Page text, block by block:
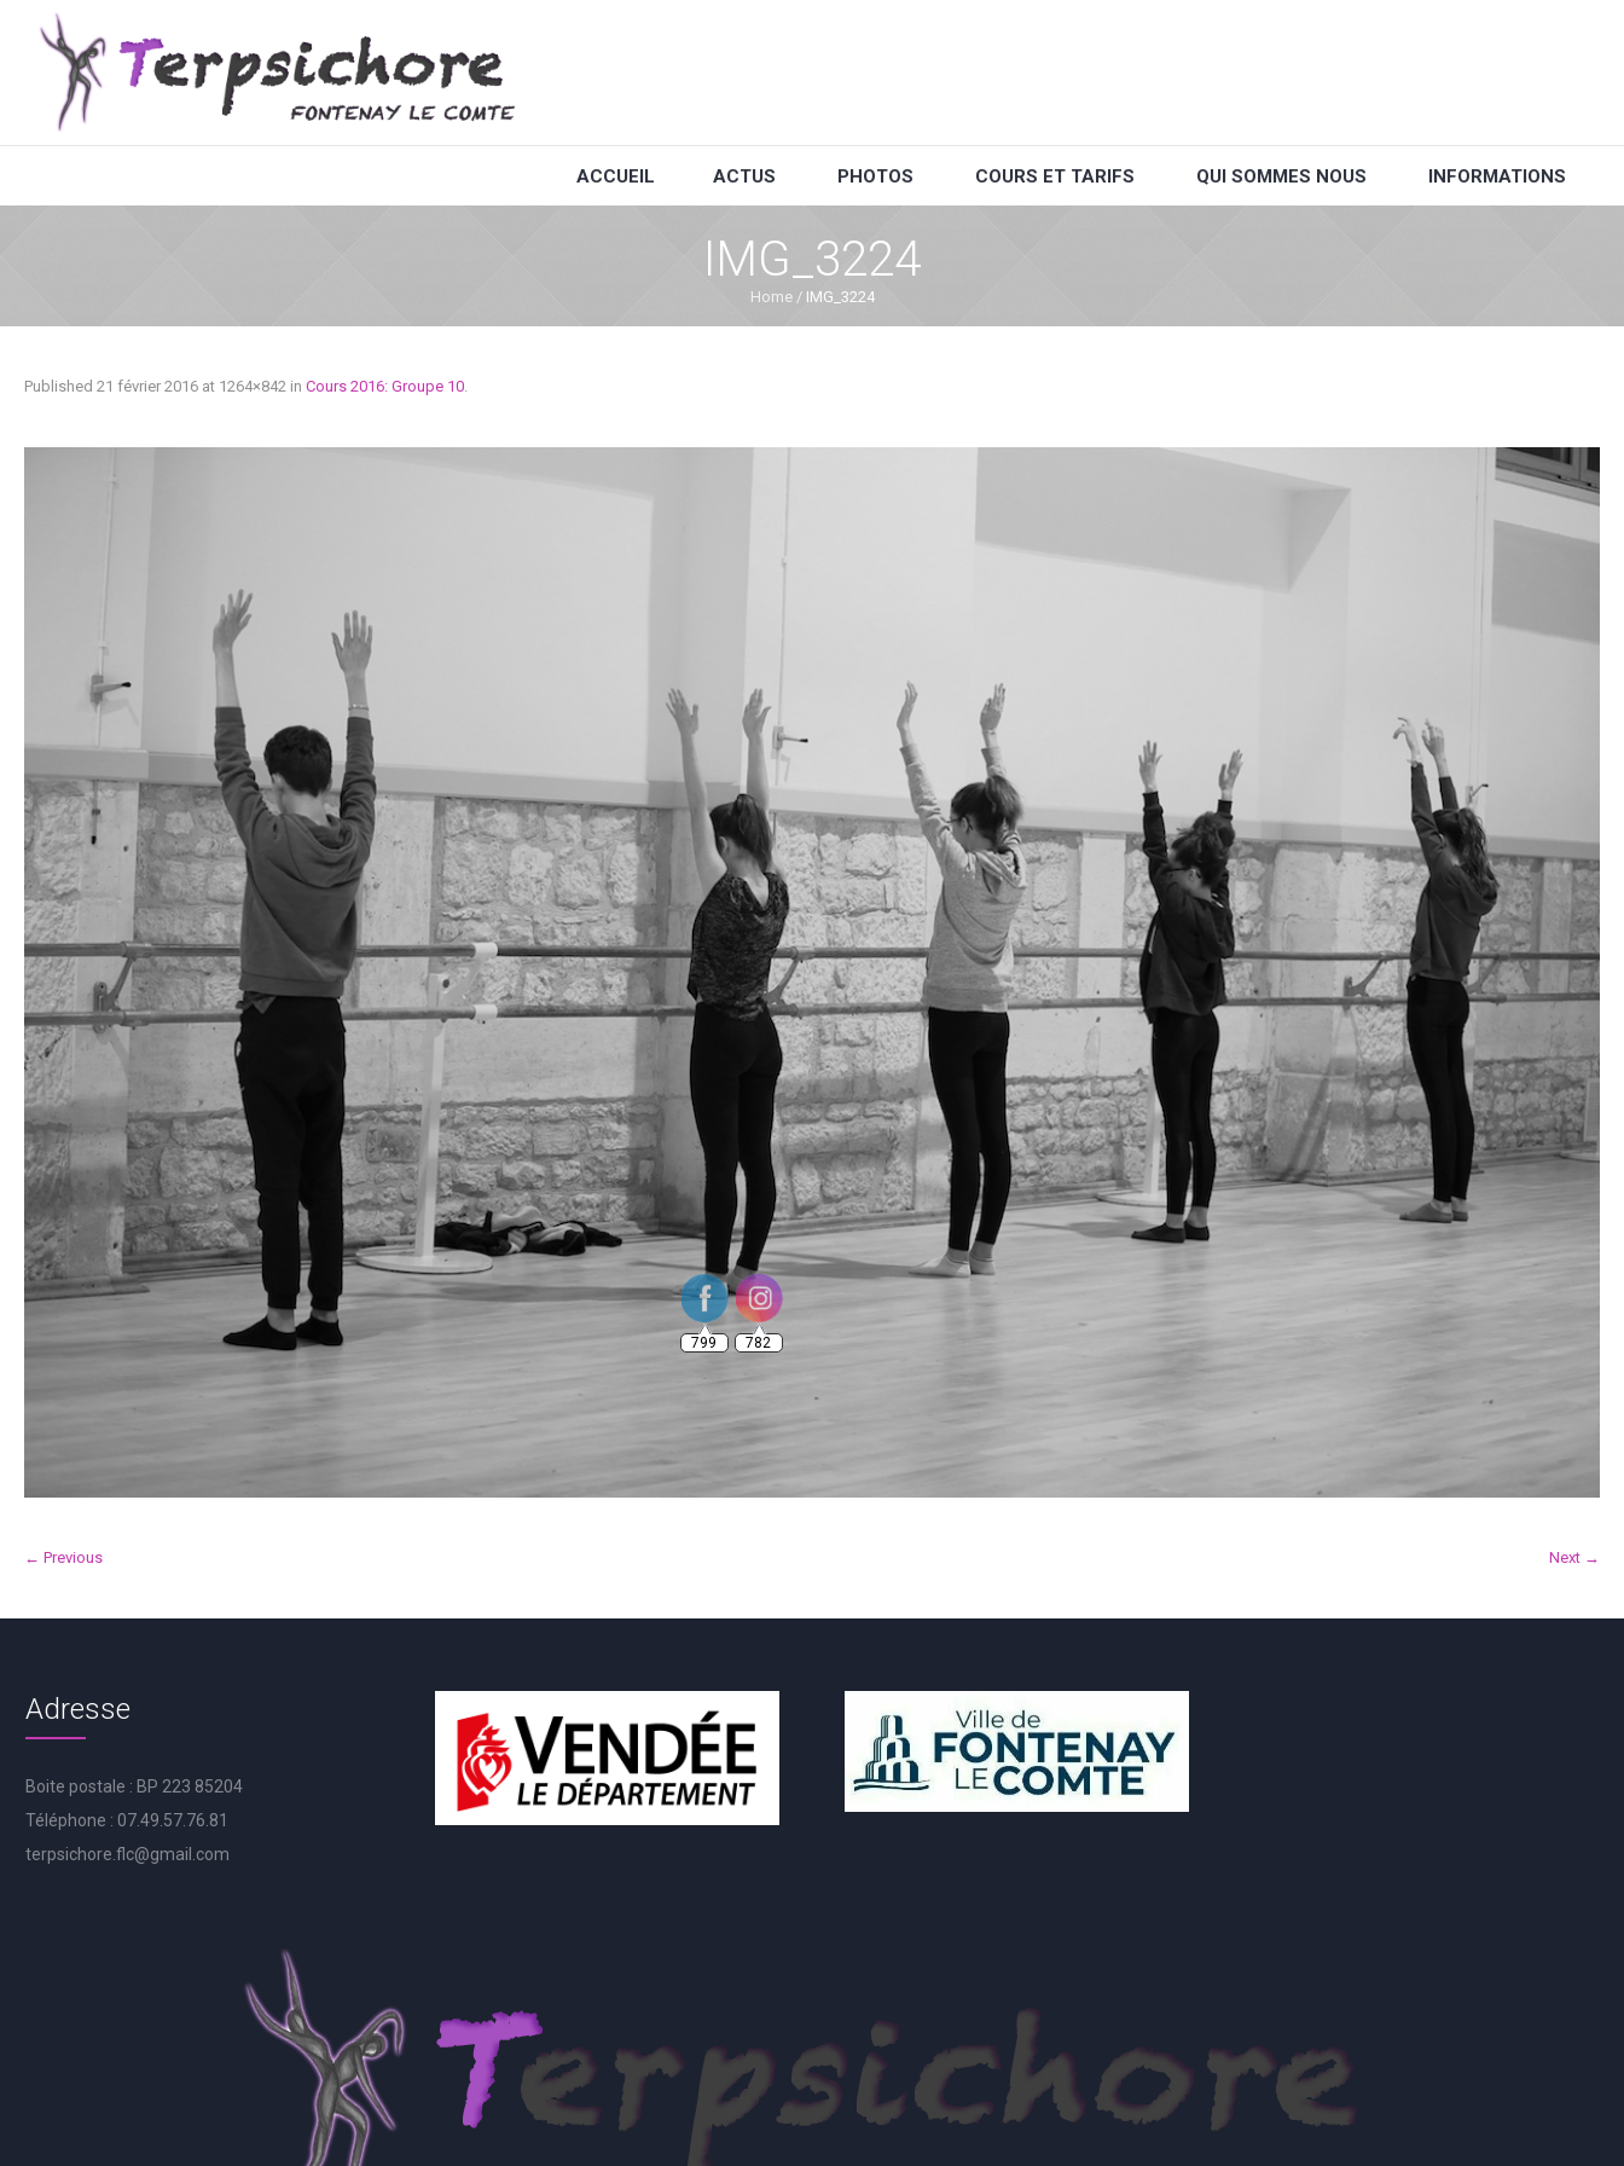
ACCUEIL ACTUS PHOTOS COURS ET TARIFS QUI SOMMES NOUS INFORMATIONS
IMG_3224
Home / IMG_3224
Published 21 février 2016 at 1264×842 in Cours 2016: Groupe 10.
← Previous Next →
Adresse
Boite postale : BP 223 85204
Téléphone : 07.49.57.76.81
terpsichore.flc@gmail.com
799 782